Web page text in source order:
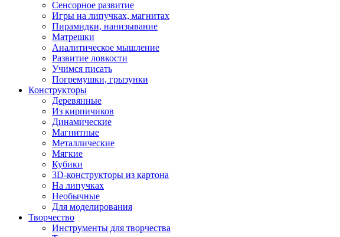
Сенсорное развитие
Игры на липучках, магнитах
Пирамидки, нанизывание
Матрешки
Аналитическое мышление
Развитие ловкости
Учимся писать
Погремушки, грызунки
Конструкторы
Деревянные
Из кирпичиков
Динамические
Магнитные
Металлические
Мягкие
Кубики
3D-конструкторы из картона
На липучках
Необычные
Для моделирования
Творчество
Инструменты для творчества